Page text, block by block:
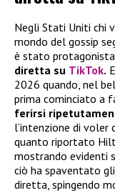
Negli Stati Uniti chi
mondo del gossip
è stato
diretta su TikTok.
2026 quando, nel
prima cominciato a
ferirsi
l’intenzione di voler
quanto riportato
mostrando evidenti
ciò ha spaventato
diretta, spingendo